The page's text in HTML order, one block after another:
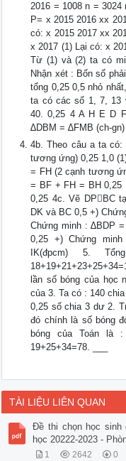
2016 = 1008 n = 3024
P= x 2015 2016 xx
có: x 2015 2017 xx
x 2017 (1) Lại có: x
Từ (1) và (2) ta có
Nhận xét : Bốn số
tổng 0,25 0,5 nhỏ
ta có các số 1, 7, 13
40. 0,25 4 A H E D
∆DBM = ∆FMB (ch-
4b. Theo câu a ta
tương ứng) 0,25 1,0
= FH (2 cạnh tương
= BF + FH = BH 0,25
0,25 4c. Vẽ DPBC
DK và BC 0,5 +)
Chứng minh : ∆BDP
0,25 +) Chứng
IK(đpcm) 5.
lần số bóng của học
của 3. Ta có : 140
0,25 số chia 3 dư 2.
đó chính là số bóng
bóng của Toán là
19+25+34=78. ___
TÀI LIỆU LIÊN QUAN
Đề thi chọn học sinh
học 20222-2023 -
1 2642 0